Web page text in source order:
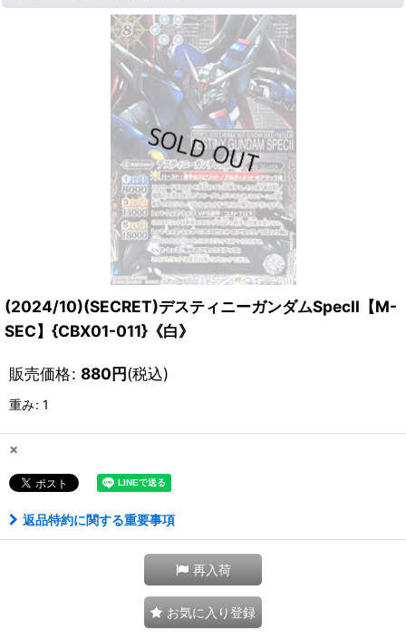
(2024/10)(SECRET)デスティニーガンダムSpecII【M-
SEC】{CBX01-011}《白》
販売価格: 880円(税込)
重み: 1
×
返品特約に関する重要事項
再入荷
お気に入り登録